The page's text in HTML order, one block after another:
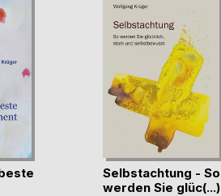
Selbstachtung - So
werden Sie glüc(...)